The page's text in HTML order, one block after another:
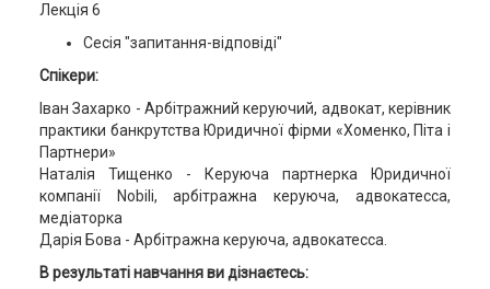
Лекція 6
Сесія "запитання-відповіді"
Спікери:
Іван Захарко - Арбітражний керуючий, адвокат, керівник
практики банкрутства Юридичної фірми «Хоменко, Піта і
Партнери»
Наталія Тищенко - Керуюча партнерка Юридичної
компанії Nobili, арбітражна керуюча, адвокатесса,
медіаторка
Дарія Бова - Арбітражна керуюча, адвокатесса.
В результаті навчання ви дізнаєтесь: